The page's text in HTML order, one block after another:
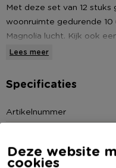
Deze website
cookies
Met deze set van 12
woonruimte gedurende
Magnolia lucht. Kijk ook
voor het brede aanbod
* Kleur: Bordeau
* Branduren: 10 uur
Lees meer
Specificaties
Artikelnummer
Kleur